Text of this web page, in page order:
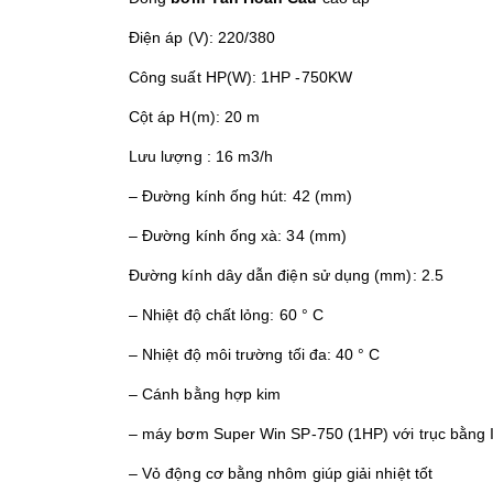
Điện áp (V): 220/380
Công suất HP(W): 1HP -750KW
Cột áp H(m): 20 m
Lưu lượng : 16 m3/h
– Đường kính ống hút: 42 (mm)
– Đường kính ống xà: 34 (mm)
Đường kính dây dẫn điện sử dụng (mm): 2.5
– Nhiệt độ chất lỏng: 60 ° C
– Nhiệt độ môi trường tối đa: 40 ° C
– Cánh bằng hợp kim
– máy bơm Super Win SP-750 (1HP) với trục bằng
– Vỏ động cơ bằng nhôm giúp giải nhiệt tốt